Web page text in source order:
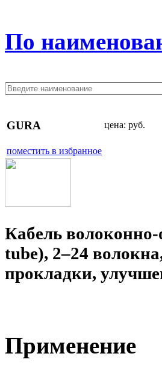
По
GURA цена: руб.
поместить в избранное
Кабель
tube), 2–24
прокладки,
Применение